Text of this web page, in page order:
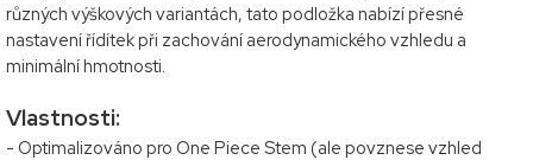
různých výškových variantách, tato podložka nabízí přesné
nastavení řídítek při zachování aerodynamického vzhledu a
minimální hmotnosti.
Vlastnosti:
- Optimalizováno pro One Piece Stem (ale povznese vzhled